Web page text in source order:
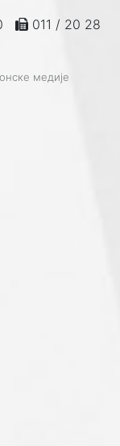
011 / 20 28
медије